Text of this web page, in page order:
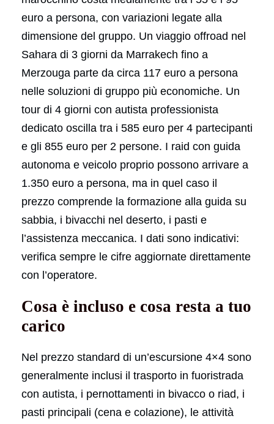
euro a persona, con variazioni legate alla
dimensione del gruppo. Un viaggio offroad nel
Sahara di 3 giorni da Marrakech fino a
Merzouga parte da circa 117 euro a persona
nelle soluzioni di gruppo più economiche. Un
tour di 4 giorni con autista professionista
dedicato oscilla tra i 585 euro per 4 partecipanti
e gli 855 euro per 2 persone. I raid con guida
autonoma e veicolo proprio possono arrivare a
1.350 euro a persona, ma in quel caso il
prezzo comprende la formazione alla guida su
sabbia, i bivacchi nel deserto, i pasti e
l’assistenza meccanica. I dati sono indicativi:
verifica sempre le cifre aggiornate direttamente
con l’operatore.
Cosa è incluso e cosa resta a tuo
carico
Nel prezzo standard di un’escursione 4×4 sono
generalmente inclusi il trasporto in fuoristrada
con autista, i pernottamenti in bivacco o riad, i
pasti principali (cena e colazione), le attività